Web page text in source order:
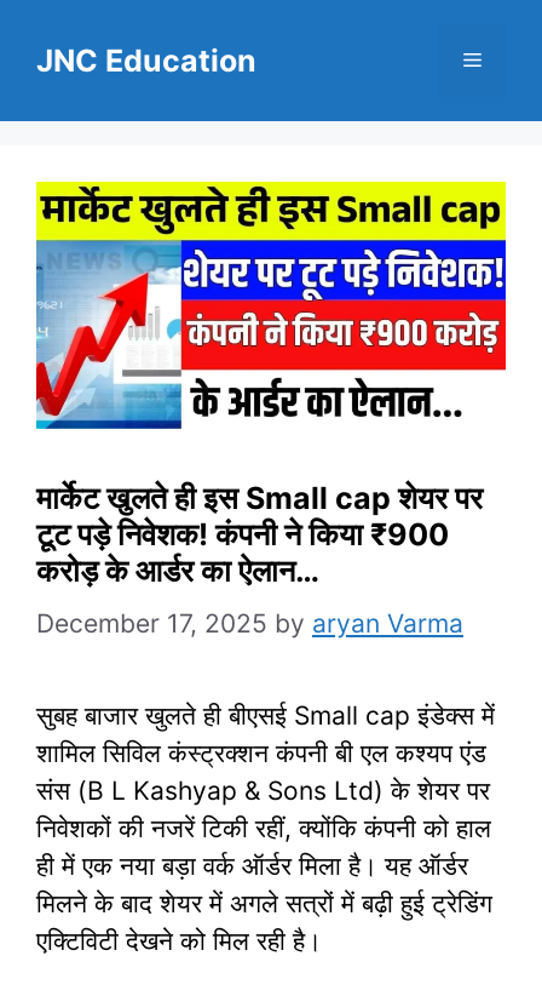
JNC Education Menu
मार्केट खुलते ही इस Small cap शेयर पर
टूट पड़े निवेशक! कंपनी ने किया ₹900
करोड़ के आर्डर का ऐलान…
December 17, 2025 by aryan Varma
सुबह बाजार खुलते ही बीएसई Small cap इंडेक्स में
शामिल सिविल कंस्ट्रक्शन कंपनी बी एल कश्यप एंड
संस (B L Kashyap & Sons Ltd) के शेयर पर
निवेशकों की नजरें टिकी रहीं, क्योंकि कंपनी को हाल
ही में एक नया बड़ा वर्क ऑर्डर मिला है। यह ऑर्डर
मिलने के बाद शेयर में अगले सत्रों में बढ़ी हुई ट्रेडिंग
एक्टिविटी देखने को मिल रही है।